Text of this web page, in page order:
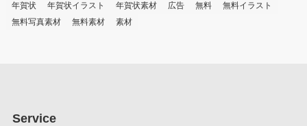
年賀状
年賀状イラスト 年賀状素材 広告 無料
無料イラスト
無料写真素材
無料素材 素材
Service